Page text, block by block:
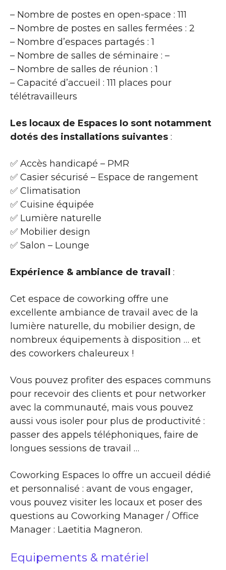
– Nombre de postes en open-space : 111
– Nombre de postes en salles fermées : 2
– Nombre d’espaces partagés : 1
– Nombre de salles de séminaire : –
– Nombre de salles de réunion : 1
– Capacité d’accueil : 111 places pour
télétravailleurs
Les locaux de Espaces Io sont notamment
dotés des installations suivantes :
✅ Accès handicapé – PMR
✅ Casier sécurisé – Espace de rangement
✅ Climatisation
✅ Cuisine équipée
✅ Lumière naturelle
✅ Mobilier design
✅ Salon – Lounge
Expérience & ambiance de travail :
Cet espace de coworking offre une
excellente ambiance de travail avec de la
lumière naturelle, du mobilier design, de
nombreux équipements à disposition … et
des coworkers chaleureux !
Vous pouvez profiter des espaces communs
pour recevoir des clients et pour networker
avec la communauté, mais vous pouvez
aussi vous isoler pour plus de productivité :
passer des appels téléphoniques, faire de
longues sessions de travail …
Coworking Espaces Io offre un accueil dédié
et personnalisé : avant de vous engager,
vous pouvez visiter les locaux et poser des
questions au Coworking Manager / Office
Manager : Laetitia Magneron.
Equipements & matériel